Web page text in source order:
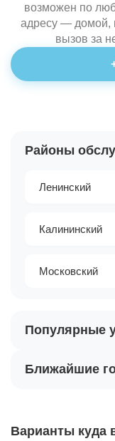
возможен по
адресу — домой,
вызов за
Районы
Ленинский
Калининский
Московский
Популярные
Ближайшие
Варианты куда